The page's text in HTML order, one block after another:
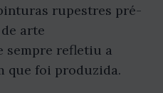
rupestres pré-
arte
sempre refletiu a
que foi produzida.